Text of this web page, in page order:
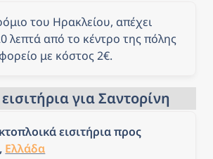
του Ηρακλείου, απέχει
λεπτά από το κέντρο της πόλης
με κόστος 2€.
για Σαντορίνη
, Ελλάδα